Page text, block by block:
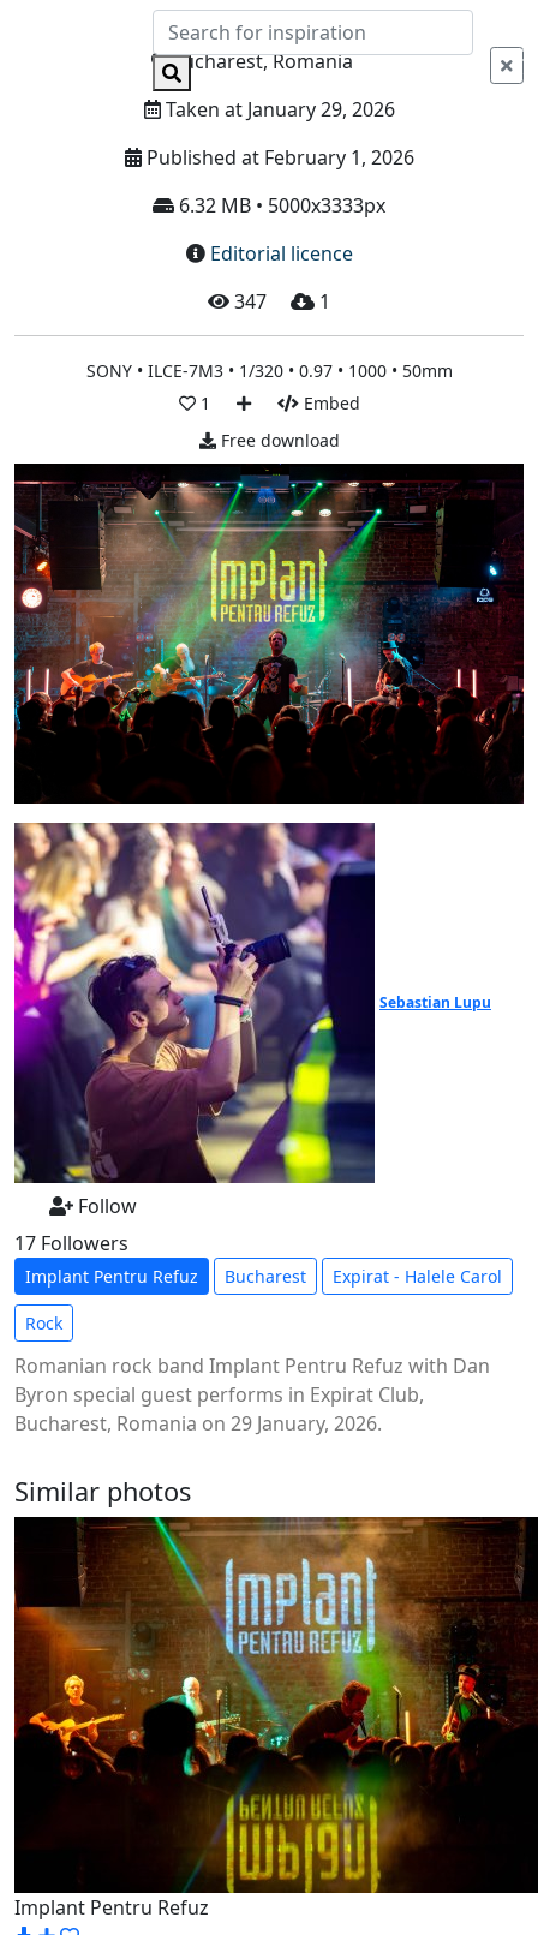
Info
Bucharest, Romania
Taken at January 29, 2026
Published at February 1, 2026
6.32 MB • 5000x3333px
Editorial licence
347
1
SONY • ILCE-7M3 • 1/320 • 0.97 • 1000 • 50mm
1
Embed
Free download
Sebastian Lupu
Follow
17 Followers
Implant Pentru Refuz Bucharest Expirat - Halele Carol
Rock
Romanian rock band Implant Pentru Refuz with Dan
Byron special guest performs in Expirat Club,
Bucharest, Romania on 29 January, 2026.
Similar photos
Implant Pentru Refuz